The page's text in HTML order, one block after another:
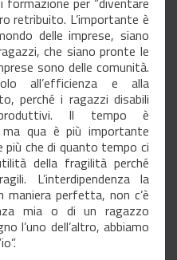
retribuito. L’importante è
delle imprese, siano
che siano pronte le
sono delle comunità.
all’efficienza e alla
perché i ragazzi disabili
Il tempo è
qua è più importante
più che di quanto tempo ci
della fragilità perché
L’interdipendenza la
maniera perfetta, non c’è
mia o di un ragazzo
l’uno dell’altro, abbiamo